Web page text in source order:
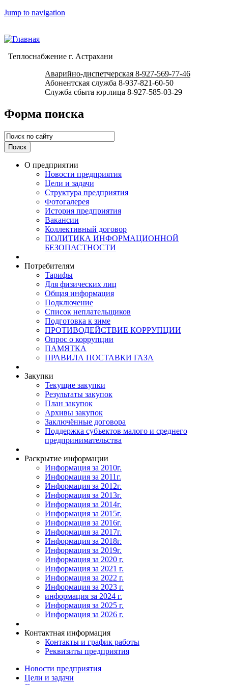
Jump to navigation
Теплоснабжение г. Астрахани
Аварийно-диспетчерская 8-927-569-77-46
Абонентская служба 8-937-821-60-50
Служба сбыта юр.лица 8-927-585-03-29
Форма поиска
О предприятии
Новости предприятия
Цели и задачи
Структура предприятия
Фотогалерея
История предприятия
Вакансии
Коллективный договор
ПОЛИТИКА ИНФОРМАЦИОННОЙ
БЕЗОПАСТНОСТИ
Потребителям
Тарифы
Для физических лиц
Общая информация
Подключение
Список неплательщиков
Подготовка к зиме
ПРОТИВОДЕЙСТВИЕ КОРРУПЦИИ
Опрос о коррупции
ПАМЯТКА
ПРАВИЛА ПОСТАВКИ ГАЗА
Закупки
Текущие закупки
Результаты закупок
План закупок
Архивы закупок
Заключённые договора
Поддержка субъектов малого и среднего
предпринимательства
Раскрытие информации
Информация за 2010г.
Информация за 2011г.
Информация за 2012г.
Информация за 2013г.
Информация за 2014г.
Информация за 2015г.
Информация за 2016г.
Информация за 2017г.
Информация за 2018г.
Информация за 2019г.
Информация за 2020 г.
Информация за 2021 г.
Информация за 2022 г.
Информация за 2023 г.
информация за 2024 г.
Информация за 2025 г.
Информация за 2026 г.
Контактная информация
Контакты и график работы
Реквизиты предприятия
Новости предприятия
Цели и задачи